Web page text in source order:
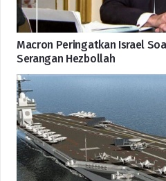
Macron Peringatkan Israel
Serangan Hezbollah